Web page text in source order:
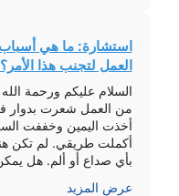
استشارة: ما هي أسباب
العمل لتجنب هذا الأمر؟
السلام عليكم ورحمة الله
من العمل شعرت بدوار
أخذت اليمين وخففت
أكملت طريقي. لم تكن
بأي صداع أو ألم. هل
عرض المزيد